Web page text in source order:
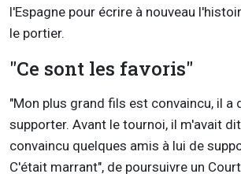
l'Espagne pour écrire à nouveau
le portier.
"Ce sont les favoris"
"Mon plus grand fils est convaincu, il a
supporter. Avant le tournoi, il m'avait
convaincu quelques amis à lui de
C'était marrant", de poursuivre un